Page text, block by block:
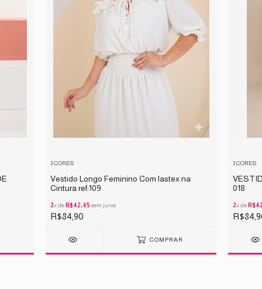
3 CORES
Vestido Longo Feminino Com lastex na
Cintura ref:109
2x de R$42,45 sem juros
R$84,90
COMPRAR
3 CORES
018
2x de